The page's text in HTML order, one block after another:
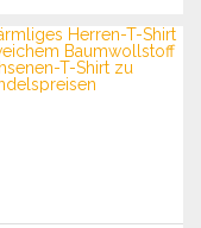
BESTELLEN
Angebot anfordern